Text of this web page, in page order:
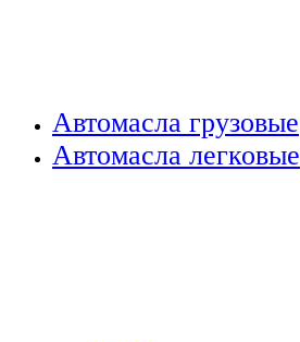
Автомасла грузовые
Автомасла легковые